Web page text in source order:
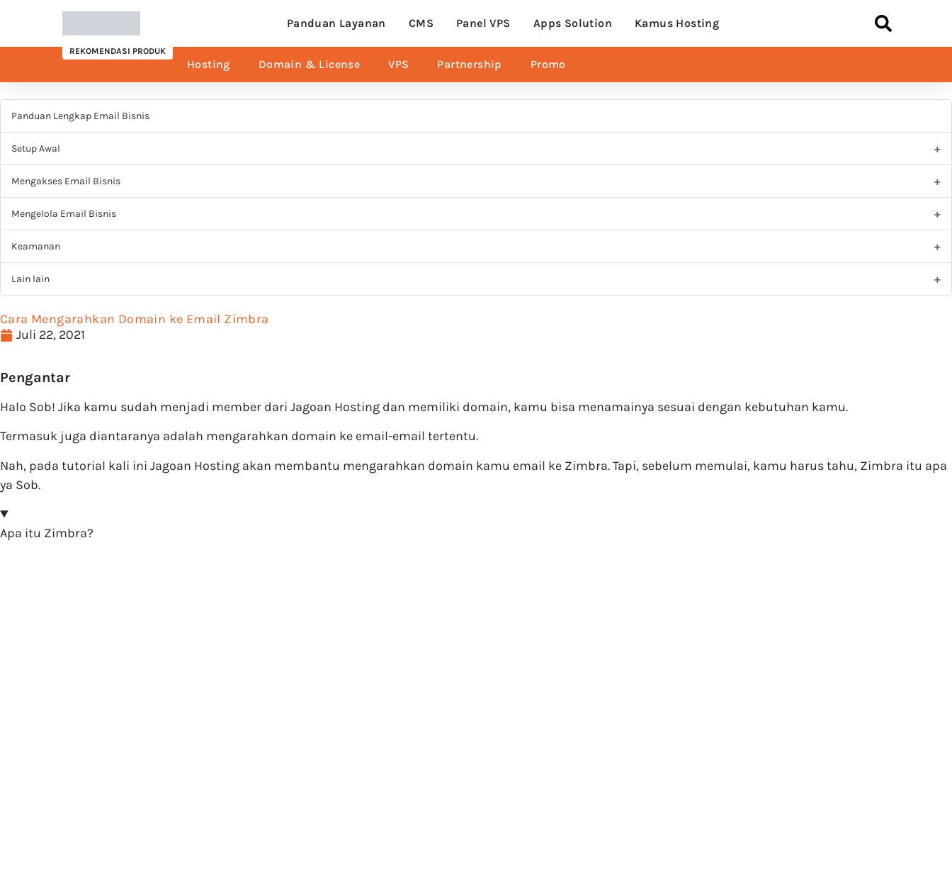
Panduan Layanan CMS Panel VPS Apps Solution Kamus Hosting
REKOMENDASI PRODUK
Hosting Domain & License VPS Partnership Promo
Panduan Lengkap Email Bisnis
Setup Awal
Mengakses Email Bisnis
Mengelola Email Bisnis
Keamanan
Lain lain
Cara Mengarahkan Domain ke Email Zimbra
Juli 22, 2021
Pengantar
Halo Sob! Jika kamu sudah menjadi member dari Jagoan Hosting dan memiliki domain, kamu bisa menamainya sesuai dengan kebutuhan kamu.
Termasuk juga diantaranya adalah mengarahkan domain ke email-email tertentu.
Nah, pada tutorial kali ini Jagoan Hosting akan membantu mengarahkan domain kamu email ke Zimbra. Tapi, sebelum memulai, kamu harus tahu, Zimbra itu apa
ya Sob.
Apa itu Zimbra?